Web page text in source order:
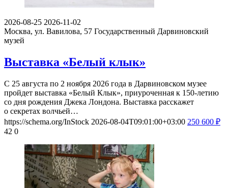
2026-08-25 2026-11-02
Москва, ул. Вавилова, 57 Государственный Дарвиновский
музей
Выставка «Белый клык»
С 25 августа по 2 ноября 2026 года в Дарвиновском музее
пройдет выставка «Белый Клык», приуроченная к 150-летию
со дня рождения Джека Лондона. Выставка расскажет
о секретах волчьей…
https://schema.org/InStock 2026-08-04T09:01:00+03:00 250 600 ₽
42 0